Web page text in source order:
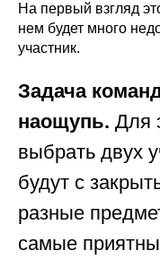
На первый взгляд
нем будет много
участник.
Задача
наощупь. Для
выбрать двух
будут с
разные
самые